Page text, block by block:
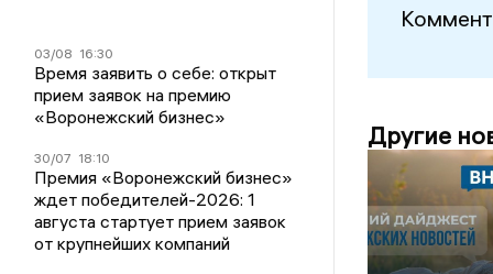
03/08 16:30
Время заявить о себе: открыт
прием заявок на премию
«Воронежский бизнес»
30/07 18:10
Премия «Воронежский бизнес»
ждет победителей-2026: 1
августа стартует прием заявок
от крупнейших компаний
Другие